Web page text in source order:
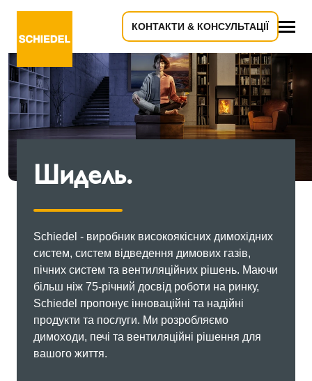
КОНТАКТИ & КОНСУЛЬТАЦІЇ
Шидель.
Schiedel - виробник високоякісних димохідних
систем, систем відведення димових газів,
пічних систем та вентиляційних рішень. Маючи
більш ніж 75-річний досвід роботи на ринку,
Schiedel пропонує інноваційні та надійні
продукти та послуги. Ми розробляємо
димоходи, печі та вентиляційні рішення для
вашого життя.